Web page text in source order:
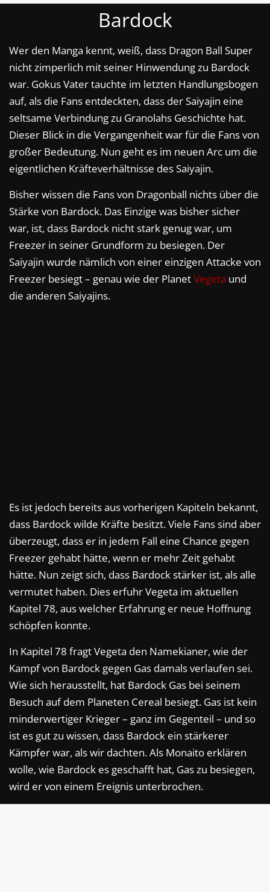
Bardock
Wer den Manga kennt, weiß, dass Dragon Ball Super
nicht zimperlich mit seiner Hinwendung zu Bardock
war. Gokus Vater tauchte im letzten Handlungsbogen
auf, als die Fans entdeckten, dass der Saiyajin eine
seltsame Verbindung zu Granolahs Geschichte hat.
Dieser Blick in die Vergangenheit war für die Fans von
großer Bedeutung. Nun geht es im neuen Arc um die
eigentlichen Kräfteverhältnisse des Saiyajin.
Bisher wissen die Fans von Dragonball nichts über die
Stärke von Bardock. Das Einzige was bisher sicher
war, ist, dass Bardock nicht stark genug war, um
Freezer in seiner Grundform zu besiegen. Der
Saiyajin wurde nämlich von einer einzigen Attacke von
Freezer besiegt – genau wie der PlanetVegeta und
die anderen Saiyajins.
Es ist jedoch bereits aus vorherigen Kapiteln bekannt,
dass Bardock wilde Kräfte besitzt. Viele Fans sind aber
überzeugt, dass er in jedem Fall eine Chance gegen
Freezer gehabt hätte, wenn er mehr Zeit gehabt
hätte. Nun zeigt sich, dass Bardock stärker ist, als alle
vermutet haben. Dies erfuhr Vegeta im aktuellen
Kapitel 78, aus welcher Erfahrung er neue Hoffnung
schöpfen konnte.
In Kapitel 78 fragt Vegeta den Namekianer, wie der
Kampf von Bardock gegen Gas damals verlaufen sei.
Wie sich herausstellt, hat Bardock Gas bei seinem
Besuch auf dem Planeten Cereal besiegt. Gas ist kein
minderwertiger Krieger – ganz im Gegenteil – und so
ist es gut zu wissen, dass Bardock ein stärkerer
Kämpfer war, als wir dachten. Als Monaito erklären
wolle, wie Bardock es geschafft hat, Gas zu besiegen,
wird er von einem Ereignis unterbrochen.